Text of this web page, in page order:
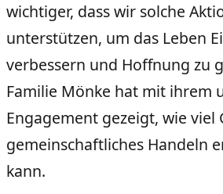
wichtiger, dass wir solche
unterstützen, um das Leben
verbessern und Hoffnung zu
Familie Mönke hat mit ihrem
Engagement gezeigt, wie viel
gemeinschaftliches Handeln
kann.